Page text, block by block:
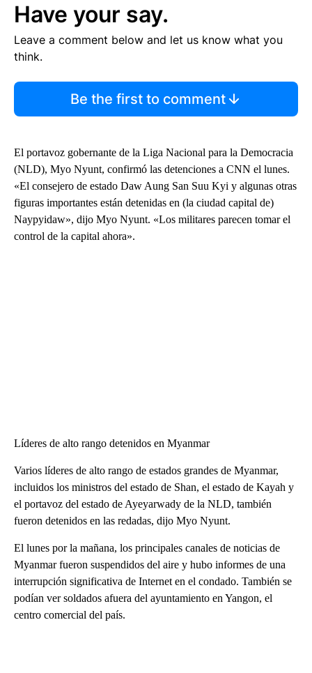
Have your say.
Leave a comment below and let us know what you
think.
Be the first to comment
El portavoz gobernante de la Liga Nacional para la Democracia
(NLD), Myo Nyunt, confirmó las detenciones a CNN el lunes.
«El consejero de estado Daw Aung San Suu Kyi y algunas otras
figuras importantes están detenidas en (la ciudad capital de)
Naypyidaw», dijo Myo Nyunt. «Los militares parecen tomar el
control de la capital ahora».
Líderes de alto rango detenidos en Myanmar
Varios líderes de alto rango de estados grandes de Myanmar,
incluidos los ministros del estado de Shan, el estado de Kayah y
el portavoz del estado de Ayeyarwady de la NLD, también
fueron detenidos en las redadas, dijo Myo Nyunt.
El lunes por la mañana, los principales canales de noticias de
Myanmar fueron suspendidos del aire y hubo informes de una
interrupción significativa de Internet en el condado. También se
podían ver soldados afuera del ayuntamiento en Yangon, el
centro comercial del país.